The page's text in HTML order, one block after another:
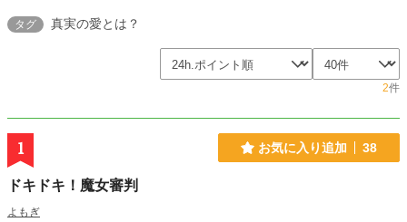
タグ 真実の愛とは？
2件
1 お気に入り追加 38
ドキドキ！魔女審判
よもぎ